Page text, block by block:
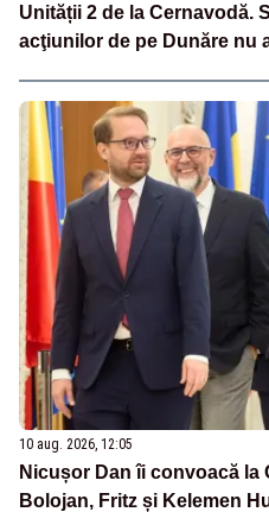
Unității 2 de la Cernavodă.
acţiunilor de pe Dunăre nu
10 aug. 2026, 12:05
Nicușor Dan îi convoacă la
Bolojan, Fritz și Kelemen